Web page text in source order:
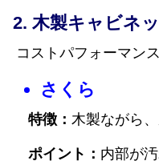
木製キャビネ
コストパフォーマン
さくら
特徴： 木製ながら
ポイント： 内部が